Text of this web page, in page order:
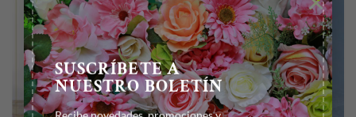
SUSCRÍBETE A
NUESTRO BOLETÍN
Recibe novedades, promociones y
a la
lista de
deseos
a la
lista de
deseos